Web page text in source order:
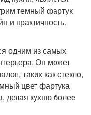
темный фартук
и практичность.
одним из самых
Он может
таких как стекло,
цвет фартука
делая кухню более